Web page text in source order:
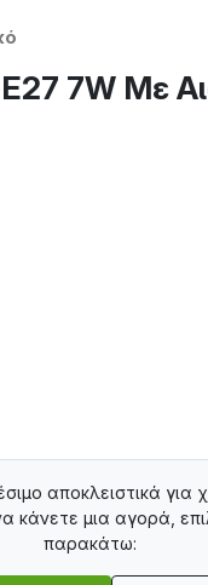
7W Με
αποκλειστικά για
κάνετε μια αγορά,
παρακάτω: